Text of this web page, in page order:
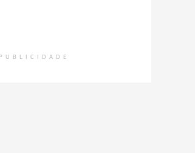
PUBLICIDADE